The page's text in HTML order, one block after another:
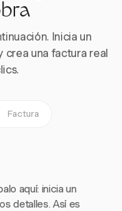
Inicia un
crea una factura real
Factura
aquí: inicia un
detalles. Así es